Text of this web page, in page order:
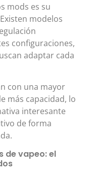
mods es su
modelos
configuraciones,
adaptar cada
con una mayor
más capacidad, lo
interesante
de forma
de vapeo: el